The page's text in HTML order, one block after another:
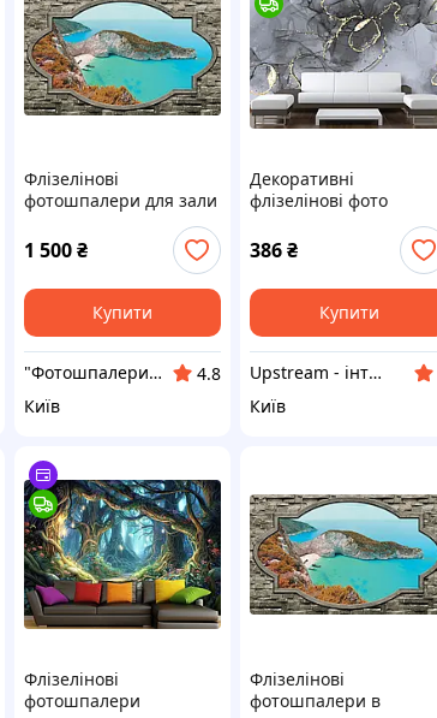
Флізелінові
фотошпалери для зали
254x184 см Пляж на
острові за кам'яною
стіною (3484V4)+клей
1 500 ₴
Купити
"Фотошпалери Шоп" Інтернет магазин
4.8
Київ
Декоративні
флізелінові фото
шпалери для спальні
3д "Абстракція", декор
для стін
386₴
Купити
Upstream - інтернет-магазин домашнього декору
Київ
Флізелінові
фотошпалери
Флізелінові
фотошпалери в